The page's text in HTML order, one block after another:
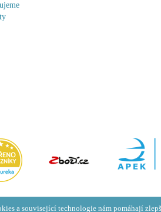
a související technologie nám pomáhají